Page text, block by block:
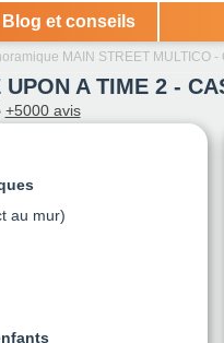
Blog et conseils
MAIN STREET MULTICO
A TIME 2 -
+5000 avis
au mur)